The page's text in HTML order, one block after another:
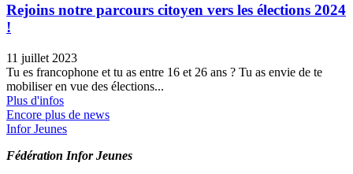
Rejoins notre parcours citoyen vers les élections 2024
!
11 juillet 2023
Tu es francophone et tu as entre 16 et 26 ans ? Tu as envie de te
mobiliser en vue des élections...
Plus d'infos
Encore plus de news
Infor Jeunes
Fédération Infor Jeunes